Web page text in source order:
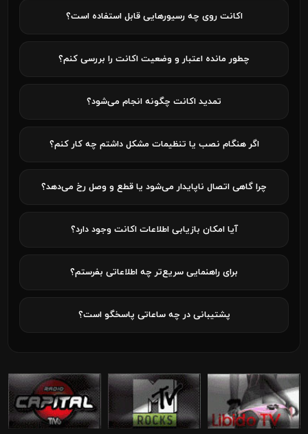
اکانت روی چه رسیورهایی قابل استفاده است؟
چطور مانده اعتبار و وضعیت اکانت را بررسی کنم؟
تمدید اکانت چگونه انجام می‌شود؟
اگر هنگام نصب یا تنظیمات مشکل داشتم چه کار کنم؟
چرا گاهی اتصال ناپایدار می‌شود یا قطع و وصل رخ می‌دهد؟
آیا امکان بازیابی اطلاعات اکانت وجود دارد؟
برای راهنمایی سریع‌تر چه اطلاعاتی بفرستم؟
پشتیبانی در چه ساعاتی پاسخگو است؟